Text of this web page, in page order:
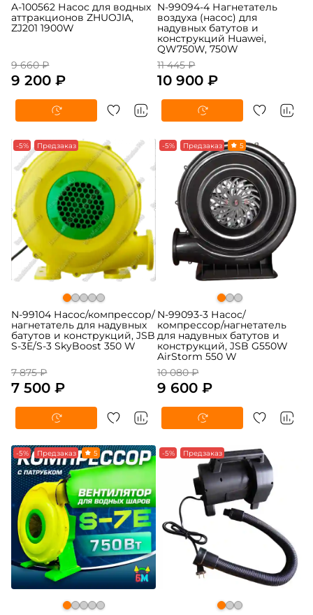
A-100562 Насос для водных
аттракционов ZHUOJIA,
ZJ201 1900W
9 660 ₽
9 200 ₽
N-99094-4 Нагнетатель
воздуха (насос) для
надувных батутов и
конструкций Huawei,
QW750W, 750W
11 445 ₽
10 900 ₽
-5% Предзаказ
N-99104 Насос/компрессор/
нагнетатель для надувных
батутов и конструкций, JSB
S-3E/S-3 SkyBoost 350 W
7 875 ₽
7 500 ₽
-5% Предзаказ 5
N-99093-3 Насос/
компрессор/нагнетатель
для надувных батутов и
конструкций, JSB G550W
AirStorm 550 W
10 080 ₽
9 600 ₽
-5% Предзаказ 5 -5% Предзаказ